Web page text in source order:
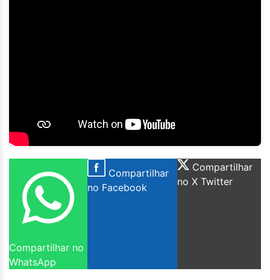
Compartilhar no
WhatsApp
Compartilhar
no Facebook
Compartilhar
no X Twitter